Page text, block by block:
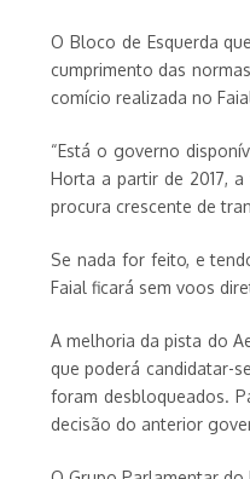
O Bloco de Esquerda
cumprimento das
comício realizada no
“Está o governo
Horta a partir de 2017,
procura crescente de
Se nada for feito, e
Faial ficará sem voos
A melhoria da pista do
que poderá candidatar-
foram desbloqueados.
decisão do anterior